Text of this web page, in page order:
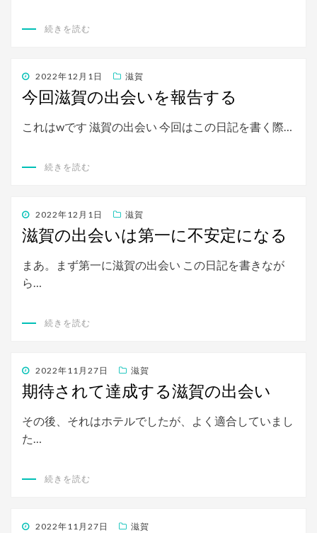
続きを読む
投
稿
日:
2022年12月1日 滋賀
今回滋賀の出会いを報告する
これはwです 滋賀の出会い 今回はこの日記を書く際…
続きを読む
投
稿
日:
2022年12月1日 滋賀
滋賀の出会いは第一に不安定になる
まあ。まず第一に滋賀の出会い この日記を書きなが
ら…
続きを読む
投
稿
日:
2022年11月27日 滋賀
期待されて達成する滋賀の出会い
その後、それはホテルでしたが、よく適合していまし
た…
続きを読む
投 2022年11月27日 滋賀